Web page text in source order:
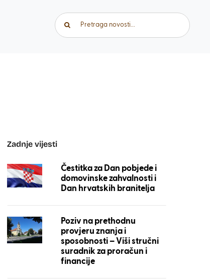
Traži...
Zadnje vijesti
Čestitka za Dan pobjede i
domovinske zahvalnosti i
Dan hrvatskih branitelja
Poziv na prethodnu
provjeru znanja i
sposobnosti – Viši stručni
suradnik za proračun i
financije